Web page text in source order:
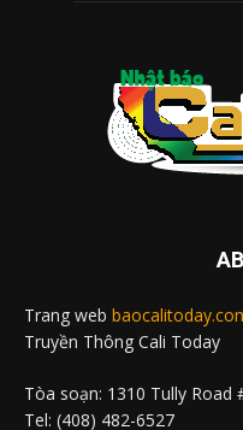
Trang web
Truyền Thông Cali Today
Tòa soạn: 1310 Tully Road
Tel: (408) 482-6527